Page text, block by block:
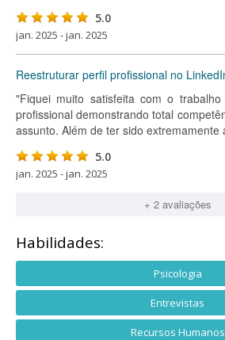
5.0
jan. 2025 - jan. 2025
Reestruturar perfil profissional no
"Fiquei muito satisfeita com o
profissional demonstrando total
assunto. Além de ter sido extremamente
5.0
jan. 2025 - jan. 2025
+ 2 avaliações
Habilidades:
Psicologia
Entrevistas
Recursos Humanos